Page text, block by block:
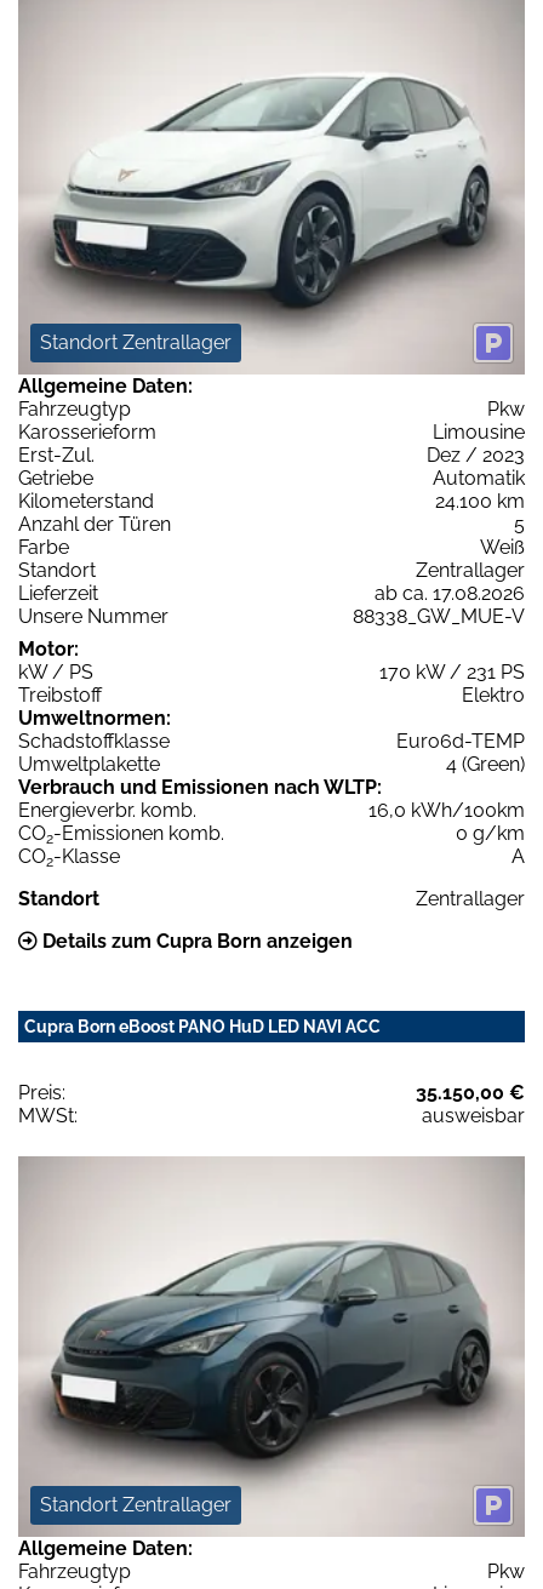
Standort Zentrallager
Allgemeine Daten:
Fahrzeugtyp
Pkw
Karosserieform
Limousine
Erst-Zul.
Dez / 2023
Getriebe
Automatik
Kilometerstand
24.100 km
Anzahl der Türen
5
Farbe
Weiß
Standort
Zentrallager
Lieferzeit
ab ca. 17.08.2026
Unsere Nummer
88338_GW_MUE-V
Motor:
kW / PS
170 kW / 231 PS
Treibstoff
Elektro
Umweltnormen:
Schadstoffklasse
Euro6d-TEMP
Umweltplakette
4 (Green)
Verbrauch und Emissionen nach WLTP:
Energieverbr. komb.
16,0 kWh/100km
CO2-Emissionen komb.
0 g/km
CO2-Klasse
A
Standort
Zentrallager
Details zum Cupra Born anzeigen
Cupra Born eBoost PANO HuD LED NAVI ACC
Preis:
35.150,00 €
MWSt:
ausweisbar
Standort Zentrallager
Allgemeine Daten:
Fahrzeugtyp
Pkw